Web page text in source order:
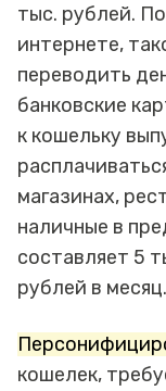
тыс. рублей.
интернете,
переводить
банковские
к кошельку
магазинах,
наличные в
составляет 5
рублей в месяц.
кошелек,